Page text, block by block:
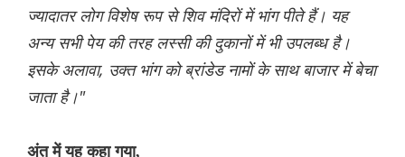
ज्यादातर लोग विशेष रूप से शिव मंदिरों में भांग पीते हैं। यह
अन्य सभी पेय की तरह लस्सी की दुकानों में भी उपलब्ध है।
इसके अलावा, उक्त भांग को ब्रांडेड नामों के साथ बाजार में बेचा
जाता है।"
अंत में यह कहा गया,